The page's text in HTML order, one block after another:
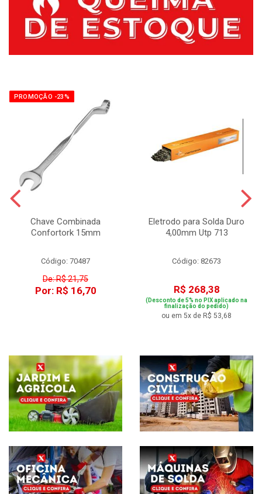
PROMOÇÃO -23%
Chave Combinada
Confortork 15mm
Código: 70487
De: R$ 21,75
Por: R$ 16,70
Eletrodo para Solda Duro
4,00mm Utp 713
Código: 82673
R$ 268,38
(Desconto de 5% no PIX aplicado na
finalização do pedido)
ou em 5x de R$ 53,68